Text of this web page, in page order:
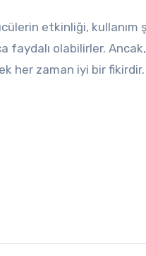
etkinliği, kullanım
faydalı olabilirler.
her zaman iyi bir